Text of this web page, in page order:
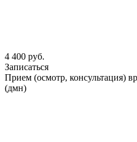
4 400 руб.
Записаться
Прием (осмотр, консультация)
(дмн)